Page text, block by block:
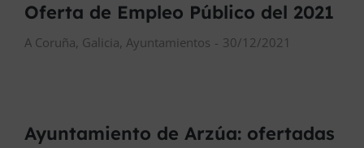
Oferta de Empleo Público del 2021
A Coruña, Galicia, Ayuntamientos 30/12/2021
Ayuntamiento de Arzúa: ofertadas